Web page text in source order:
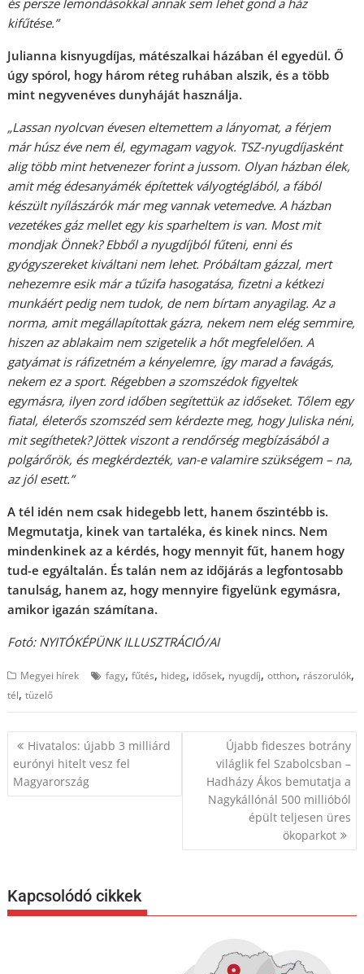
és persze lemondásokkal annak sem lehet gond a ház
kifűtése.”
Julianna kisnyugdíjas, mátészalkai házában él egyedül. Ő
úgy spórol, hogy három réteg ruhában alszik, és a több
mint negyvenéves dunyháját használja.
„Lassan nyolcvan évesen eltemettem a lányomat, a férjem
már húsz éve nem él, egymagam vagyok. TSZ-nyugdíjasként
alig több mint hetvenezer forint a jussom. Olyan házban élek,
amit még édesanyámék építettek vályogtéglából, a fából
készült nyílászárók már meg vannak vetemedve. A házban
vezetékes gáz mellet egy kis sparheltem is van. Most mit
mondjak Önnek? Ebből a nyugdíjból fűteni, enni és
gyógyszereket kiváltani nem lehet. Próbáltam gázzal, mert
nehezemre esik már a tűzifa hasogatása, fizetni a kétkezi
munkáért pedig nem tudok, de nem bírtam anyagilag. Az a
norma, amit megállapítottak gázra, nekem nem elég semmire,
hiszen az ablakaim nem szigetelik a hőt megfelelően. A
gatyámat is ráfizetném a kényelemre, így marad a favágás,
nekem ez a sport. Régebben a szomszédok figyeltek
egymásra, ilyen zord időben segítettük az időseket. Tőlem egy
fiatal, életerős szomszéd sem kérdezte meg, hogy Juliska néni,
mit segíthetek? Jöttek viszont a rendőrség megbízásából a
polgárőrök, és megkérdezték, van-e valamire szükségem – na,
az jól esett.”
A tél idén nem csak hidegebb lett, hanem őszintébb is.
Megmutatja, kinek van tartaléka, és kinek nincs. Nem
mindenkinek az a kérdés, hogy mennyit fűt, hanem hogy
tud-e egyáltalán. És talán nem az időjárás a legfontosabb
tanulság, hanem az, hogy mennyire figyelünk egymásra,
amikor igazán számítana.
Fotó: NYITÓKÉPÜNK ILLUSZTRÁCIÓ/AI
Megyei hírek fagy,fűtés, hideg, idősek, nyugdíj,otthon, rászorulók,
tél,tüzelő
Bejegyzés
navigáció
Hivatalos: újabb 3 milliárd
eurónyi hitelt vesz fel
Magyarország
Újabb fideszes botrány
világlik fel Szabolcsban –
Hadházy Ákos bemutatja a
Nagykállónál 500 millióból
épült teljesen üres
ökoparkot
Kapcsolódó cikkek